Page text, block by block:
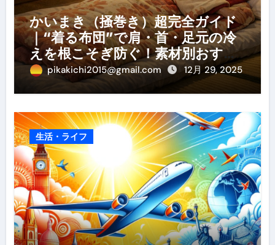
かいまき（掻巻き）超完全ガイド
｜“着る布団”で肩・首・足元の冷
えを根こそぎ防ぐ！素材別おすす
め・選び方・洗い方・Q&Aまで
pikakichi2015@gmail.com 12月 29, 2025
生活・ライフ